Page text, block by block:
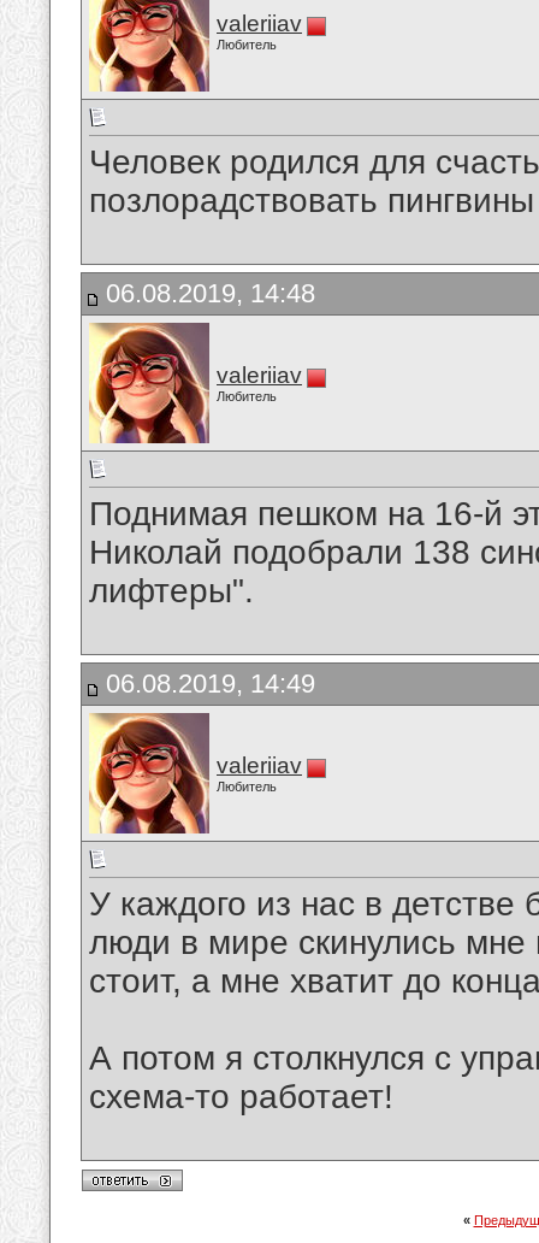
valeriiav
Любитель
Человек родился для
позлорадствовать
06.08.2019, 14:48
valeriiav
Любитель
Поднимая пешком на 16-й
Николай подобрали 138
лифтеры".
06.08.2019, 14:49
valeriiav
Любитель
У каждого из нас в
люди в мире скинулись мне
стоит, а мне хватит до
А потом я столкнулся с
схема-то работает!
«